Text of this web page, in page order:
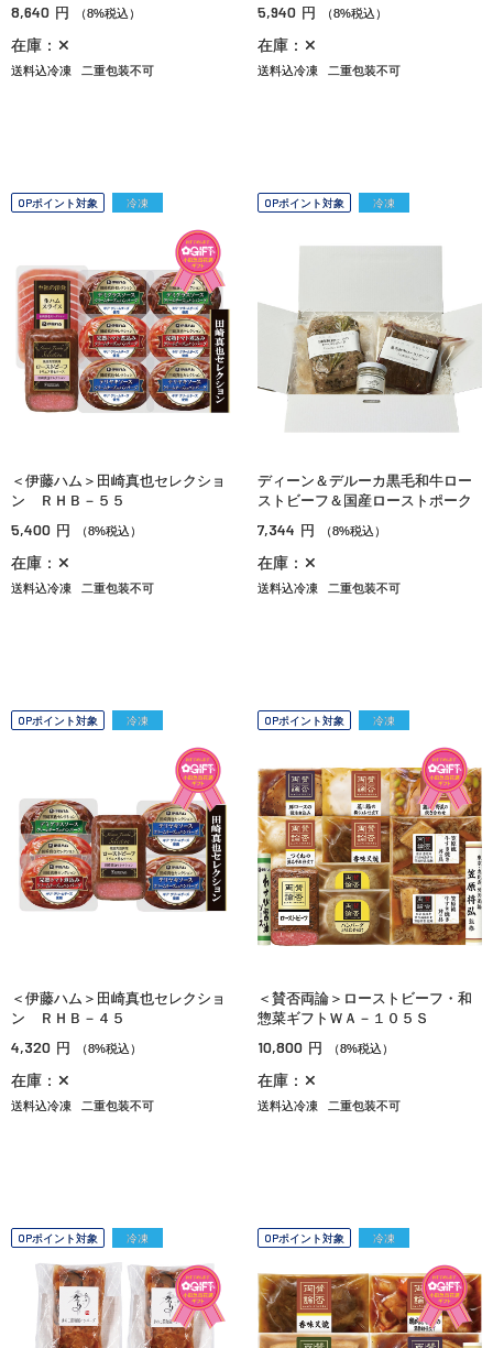
8,640 円 （8%税込）
在庫：✕
送料込冷凍 二重包装不可
5,940 円 （8%税込）
在庫：✕
送料込冷凍 二重包装不可
OPポイント対象 冷凍
＜伊藤ハム＞田崎真也セレクショ
ン ＲＨＢ－５５
5,400 円 （8%税込）
在庫：✕
送料込冷凍 二重包装不可
OPポイント対象 冷凍
ディーン＆デルーカ黒毛和牛ロー
ストビーフ＆国産ローストポーク
7,344 円 （8%税込）
在庫：✕
送料込冷凍 二重包装不可
OPポイント対象 冷凍
＜伊藤ハム＞田崎真也セレクショ
ン ＲＨＢ－４５
4,320 円 （8%税込）
在庫：✕
送料込冷凍 二重包装不可
OPポイント対象 冷凍
＜賛否両論＞ローストビーフ・和
惣菜ギフトＷＡ－１０５Ｓ
10,800 円 （8%税込）
在庫：✕
送料込冷凍 二重包装不可
OPポイント対象 冷凍 OPポイント対象 冷凍